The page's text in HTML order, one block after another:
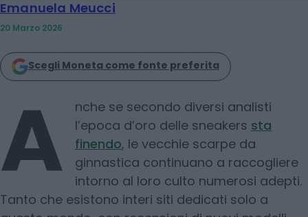
Emanuela Meucci
20 Marzo 2026
Scegli Moneta come fonte preferita
A
nche se secondo diversi analisti
l’epoca d’oro delle sneakers sta
finendo, le vecchie scarpe da
ginnastica continuano a raccogliere
intorno al loro culto numerosi adepti.
Tanto che esistono interi siti dedicati solo a